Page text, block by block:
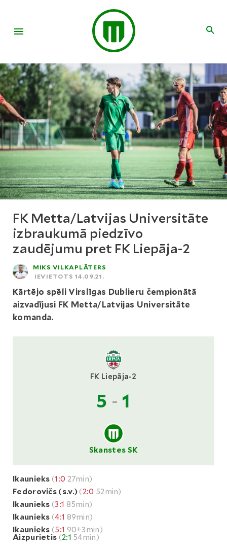
FK Metta/Latvijas Universitāte
izbraukumā piedzīvo
zaudējumu pret FK Liepāja-2
MIKS VILKAPLĀTERS
IEVIETOTS 14.09.21.
Kārtējo spēli Virslīgas Dublieru čempionātā
aizvadījusi FK Metta/Latvijas Universitāte
komanda.
FK Liepāja-2
5 - 1
Skanstes SK
Ikaunieks (1:0 27min)
Fedorovičs (s.v.)(2:0 52min)
Ikaunieks (3:1 85min)
Ikaunieks (4:1 89min)
Ikaunieks (5:1 90+3min)
Aizpurietis (2:1 54min)